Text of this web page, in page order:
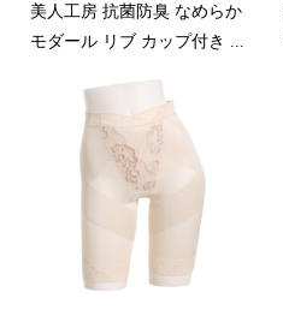
美人工房 抗菌防臭 なめらか
モダール リブ カップ付き ...